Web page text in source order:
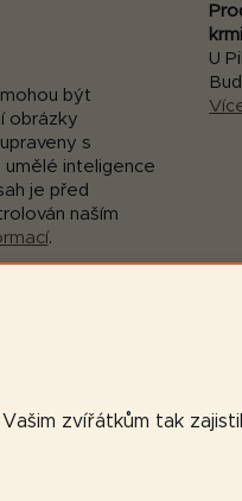
zvířátkům tak
být
obrázky
s
umělé inteligence
je před
naším
.
U